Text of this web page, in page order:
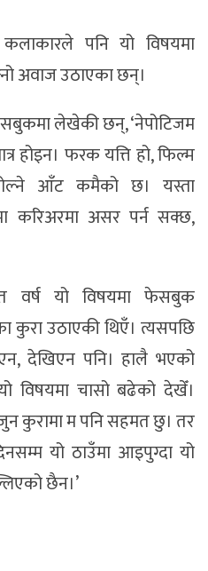
कलाकारले पनि यो विषयमा
अवाज उठाएका छन्।
लेखेकी छन्, ‘नेपोटिजम
होइन। फरक यत्ति हो, फिल्म
आँट कमैको छ। यस्ता
करिअरमा असर पर्न सक्छ,
वर्ष यो विषयमा फेसबुक
कुरा उठाएकी थिएँ। त्यसपछि
देखिएन पनि। हालै भएको
विषयमा चासो बढेको देखेँ।
कुरामा म पनि सहमत छु। तर
यो ठाउँमा आइपुग्दा यो
छैन।’